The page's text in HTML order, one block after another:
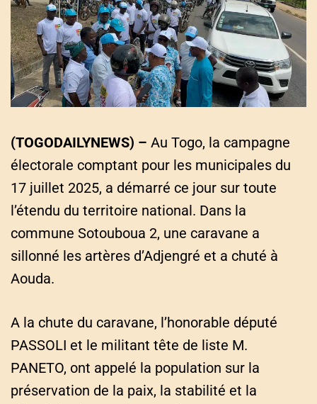
m
a
t
e
e
a
d
t
i
(TOGODAILYNEWS) – Au Togo, la campagne
électorale comptant pour les municipales du
17 juillet 2025, a démarré ce jour sur toute
l’étendu du territoire national. Dans la
commune Sotouboua 2, une caravane a
sillonné les artères d’Adjengré et a chuté à
Aouda.
A la chute du caravane, l’honorable député
PASSOLI et le militant tête de liste M.
PANETO, ont appelé la population sur la
préservation de la paix, la stabilité et la